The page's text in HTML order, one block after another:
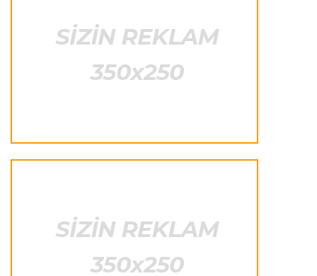
PSJ Fransa millisinin yarımmüdafiəçisini transfer
18:13 06.08.2026
Asim Xudiyevə UEFA-dan yeni təyinat